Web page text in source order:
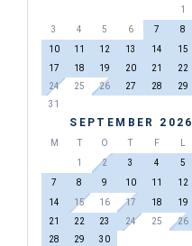
1
3
4 5 6 7 8
10
11 12 13 14 15
17
18 19 20 21 22
24
25 26 27 28 29
31
SEPTEMBER 2026
M T O T F
1
2 3 4 5
7
8 9 10 11 12
14
15 16 17 18 19
21
22 23 24 25 26
28
29 30